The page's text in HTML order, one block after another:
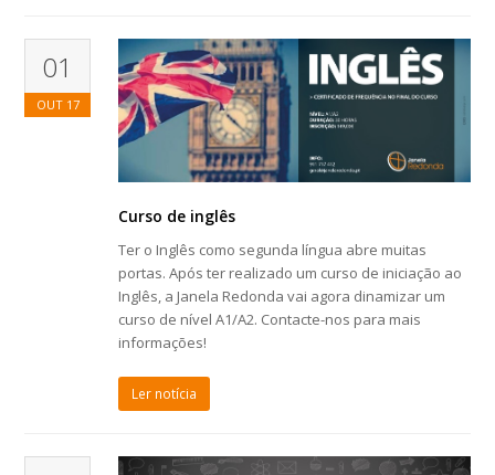
01
OUT 17
Curso de inglês
Ter o Inglês como segunda língua abre muitas
portas. Após ter realizado um curso de iniciação ao
Inglês, a Janela Redonda vai agora dinamizar um
curso de nível A1/A2. Contacte-nos para mais
informações!
Ler notícia